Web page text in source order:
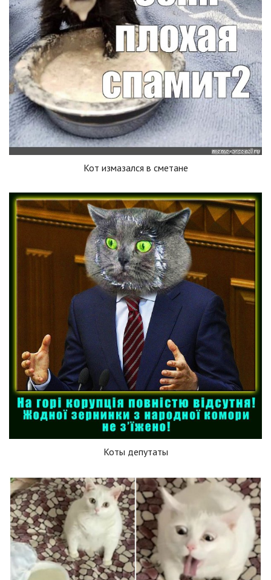
Кот измазался в сметане
Коты депутаты